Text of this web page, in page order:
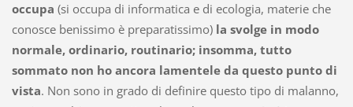
occupa (si occupa di informatica e di ecologia, materie che
conosce benissimo è preparatissimo) la svolge in modo
normale, ordinario, routinario; insomma, tutto
sommato non ho ancora lamentele da questo punto di
vista. Non sono in grado di definire questo tipo di malanno,